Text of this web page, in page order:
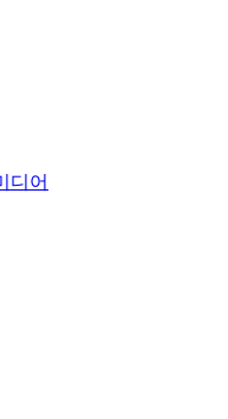
디어